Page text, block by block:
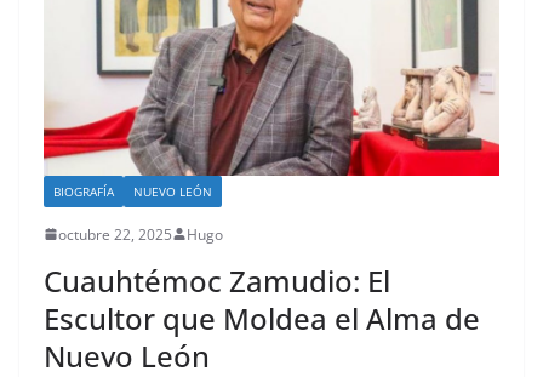
BIOGRAFÍA NUEVO LEÓN
octubre 22, 2025 Hugo
Cuauhtémoc Zamudio: El
Escultor que Moldea el Alma de
Nuevo León